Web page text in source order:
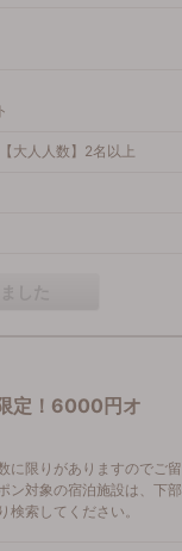
大人人数】2名以上
定！6000円オ
に限りがありますのでご留
ン対象の宿泊施設は、下部
検索してください。